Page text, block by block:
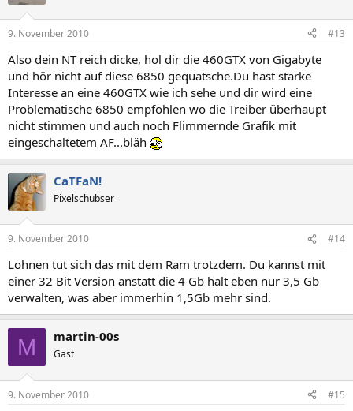
9. November 2010 #13
Also dein NT reich dicke, hol dir die 460GTX von Gigabyte
und hör nicht auf diese 6850 gequatsche.Du hast starke
Interesse an eine 460GTX wie ich sehe und dir wird eine
Problematische 6850 empfohlen wo die Treiber überhaupt
nicht stimmen und auch noch Flimmernde Grafik mit
eingeschaltetem AF...bläh
CaTFaN!
Pixelschubser
9. November 2010 #14
Lohnen tut sich das mit dem Ram trotzdem. Du kannst mit
einer 32 Bit Version anstatt die 4 Gb halt eben nur 3,5 Gb
verwalten, was aber immerhin 1,5Gb mehr sind.
M martin-00s
Gast
9. November 2010 #15